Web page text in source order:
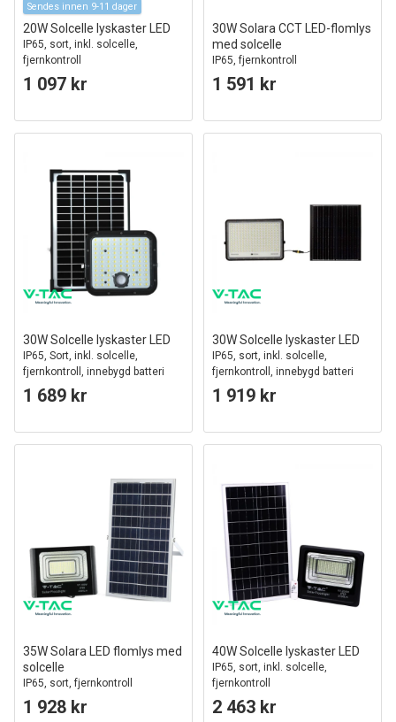
Sendes innen 9-11 dager
20W Solcelle lyskaster LED
IP65, sort, inkl. solcelle,
fjernkontroll
1 097 kr
30W Solara CCT LED-flomlys
med solcelle
IP65, fjernkontroll
1 591 kr
30W Solcelle lyskaster LED
IP65, Sort, inkl. solcelle,
fjernkontroll, innebygd batteri
1 689 kr
30W Solcelle lyskaster LED
IP65, sort, inkl. solcelle,
fjernkontroll, innebygd batteri
1 919 kr
35W Solara LED flomlys med
solcelle
IP65, sort, fjernkontroll
1 928 kr
40W Solcelle lyskaster LED
IP65, sort, inkl. solcelle,
fjernkontroll
2 463 kr